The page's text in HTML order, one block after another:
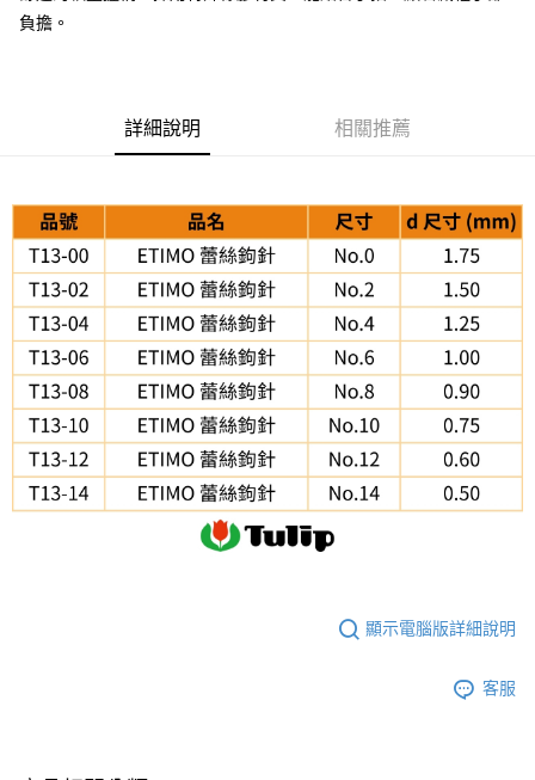
流程，驗證手機門號後，選擇欲分期的期數、繳款截止日，確認付款後即完
成交易。
法說明評估內容。
【繳款方式說明】
2.透過簡訊連結打開帳單後，可選擇「超商條碼／台灣大直營門市／銀行轉
帳／街口支付／iPASS MONEY」等通路繳費。
【注意事項】
1.本服務係由「台灣大哥大股份有限公司」（以下簡稱本公司）所提供，讓
用戶於交易時，得透過本服務購買商品或服務，並由商店將買賣／分期付款
買賣價金債權讓與本公司後，依約使用本公司帳單繳交帳款。
2.基於同意付款使用「大哥付你分期」之契約關係目的，商店將以您的個人
資料（包含姓名、電話或地址）提供予台灣大哥大進項蒐集、處理及利用，
由本公司與您本人進行分期帳單所需資料之確認、核對及更正。
3.完整用戶服務條款，請詳閱以下連結：
https://oppay.tw/userRule
【關於「AFTEE先享後付」】
３．安心：先確認商品／服務後，再付款。
結帳頁面，進行簡訊認證並確認金額後，即可完成結帳。
２．訂單成立數日內，您將收到繳費通知簡訊。
３．收到繳費通知簡訊後14天內，點擊此簡訊中的連結，可透過四大超商／
ATM／網路銀行／等多元方式進行付款，方視為交易完成。
※ 請注意：結帳手續完成當下不需立刻繳費，但若您需要取消訂單，請聯絡
購買商品的店家。未經商家同意取消之訂單仍視為有效，需透過AFTEE先享
後付繳納相關費用。
※ 交易是否成功請以「AFTEE先享後付 」之結帳頁面顯示為準，若有關於
是否繳費成功／繳費後需取消欲退款等相關疑問，請聯繫「AFTEE先享後付
客戶支援中心」https://netprotections.freshdesk.com/support/home
【注意事項】
１．透過由恩沛科技股份有限公司提供之「AFTEE先享後付」服務完成之交
易，需依本服務之必要範圍內提供個人資料，並將交易相關給付款項請求債
權轉讓予恩沛科技股份有限公司。
２．關於個人資料處理事宜，請瀏覽以下網址：
４．使用「AFTEE先享後付」時，將依據個別帳號之用戶狀況，依本公司即
7-11取貨付款
每筆NT$65，滿NT$1,500(含以上)免運費
宅配
每筆NT$150，滿NT$1,500(含以上)免運費
離島宅配
每筆NT$240
負擔。
詳細說明 相關推薦
顯示電腦版詳細說明
客服